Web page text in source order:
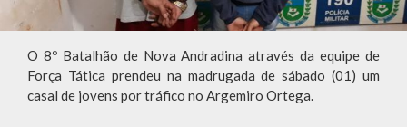
O 8º Batalhão de Nova Andradina através da equipe de
Força Tática prendeu na madrugada de sábado (01) um
casal de jovens por tráfico no Argemiro Ortega.